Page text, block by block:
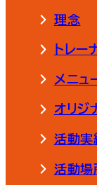
理念
トレー
メニュ
オリジ
活動実
活動場